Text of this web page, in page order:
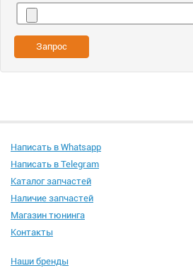
Запрос
Написать в Whatsapp
Написать в Telegram
Каталог запчастей
Наличие запчастей
Магазин тюнинга
Контакты
Наши бренды